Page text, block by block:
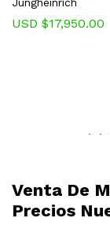
Jungheinrich
USD $17,950.00
. .
Venta De
Precios